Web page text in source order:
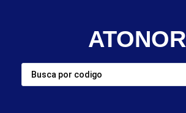
ATONOR